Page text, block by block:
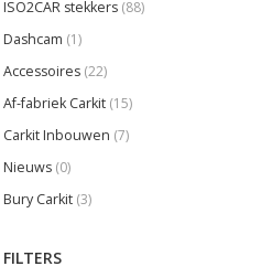
ISO2CAR stekkers (88)
Dashcam (1)
Accessoires (22)
Af-fabriek Carkit (15)
Carkit Inbouwen (7)
Nieuws (0)
Bury Carkit (3)
FILTERS